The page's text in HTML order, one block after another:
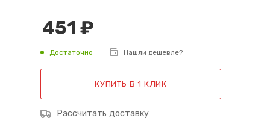
451 ₽
Достаточно Нашли дешевле?
КУПИТЬ В 1 КЛИК
Рассчитать доставку